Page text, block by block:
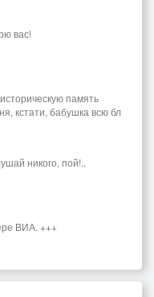
вас!
память
кстати, бабушка всю бл
никого, пой!..
ВИА. +++